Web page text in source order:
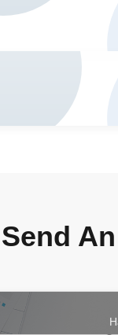
Send